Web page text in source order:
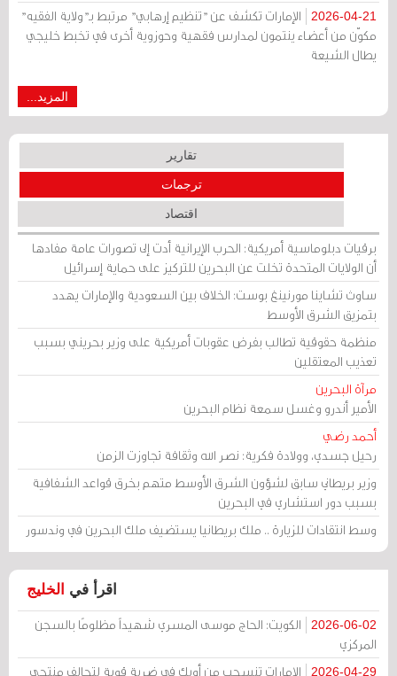
2026-04-21
الإمارات تكشف عن "تنظيم إرهابي" مرتبط بـ"ولاية الفقيه"
مكوّن من أعضاء ينتمون لمدارس فقهية وحوزوية أخرى في تخبط خليجي
يطال الشيعة
المزيد...
تقارير
ترجمات
اقتصاد
برقيات دبلوماسية أمريكية: الحرب الإيرانية أدت إلى تصورات عامة مفادها
أن الولايات المتحدة تخلت عن البحرين للتركيز على حماية إسرائيل
ساوث تشاينا مورنينغ بوست: الخلاف بين السعودية والإمارات يهدد
بتمزيق الشرق الأوسط
منظمة حقوقية تطالب بفرض عقوبات أمريكية على وزير بحريني بسبب
تعذيب المعتقلين
مرآة البحرين
الأمير أندرو وغسل سمعة نظام البحرين
أحمد رضي
رحيل جسدي، وولادة فكرية: نصر الله وثقافة تجاوزت الزمن
وزير بريطاني سابق لشؤون الشرق الأوسط متهم بخرق قواعد الشفافية
بسبب دور استشاري في البحرين
وسط انتقادات للزيارة .. ملك بريطانيا يستضيف ملك البحرين في وندسور
اقرأ في الخليج
2026-06-02
الكويت: الحاج موسى المسري شهيداً مظلومًا بالسجن
المركزي
2026-04-29
الإمارات تنسحب من أوبك في ضربة قوية لتحالف منتجي